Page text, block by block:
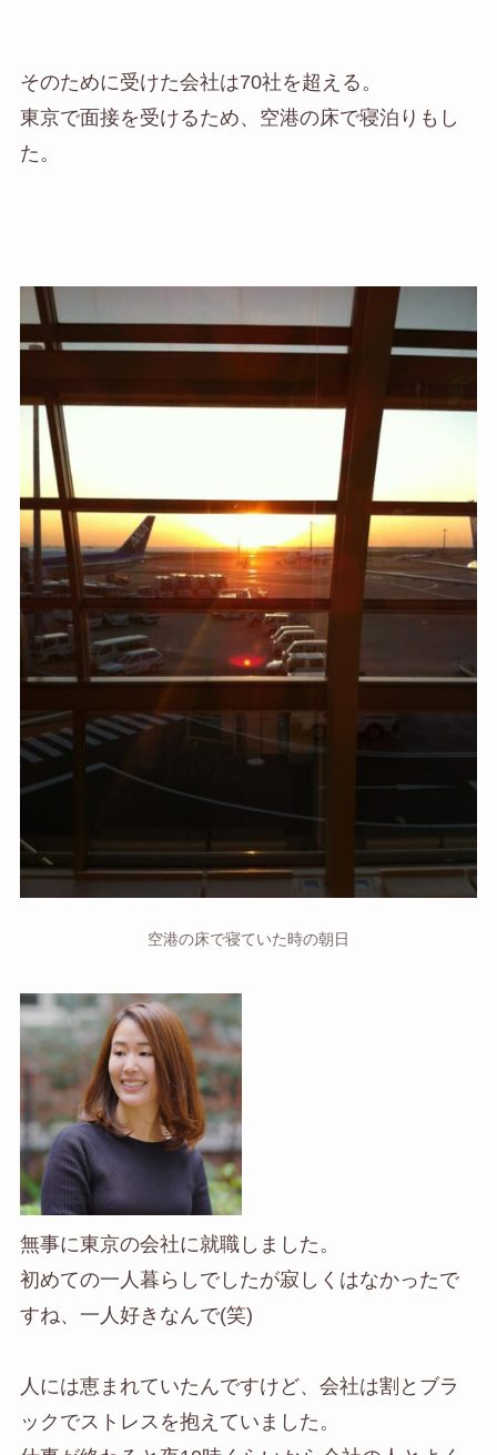
そのために受けた会社は70社を超える。
東京で面接を受けるため、空港の床で寝泊りもし
た。
空港の床で寝ていた時の朝日
無事に東京の会社に就職しました。
初めての一人暮らしでしたが寂しくはなかったで
すね、一人好きなんで(笑)
人には恵まれていたんですけど、会社は割とブラ
ックでストレスを抱えていました。